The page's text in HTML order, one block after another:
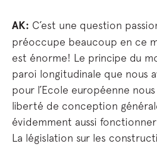
AK: C’est une question
préoccupe beaucoup en ce
est énorme! Le principe du
paroi longitudinale que nous
pour l’Ecole européenne
liberté de conception
évidemment aussi
La législation sur les